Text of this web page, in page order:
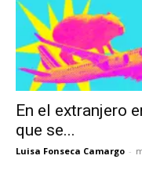
En el extranjero
que se...
Luisa Fonseca Camargo -